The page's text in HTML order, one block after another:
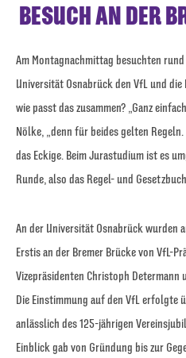
ESUCH AN DER
Am Montagnachmittag besuchten
Universität Osnabrück den VfL und
wie passt das zusammen? „Ganz
Nölke, „denn für beides gelten
das Eckige. Beim Jurastudium ist es
Runde, also das Regel- und
An der Universität Osnabrück wurden
Erstis an der Bremer Brücke von VfL-
Vizepräsidenten Christoph Determann
Die Einstimmung auf den VfL erfolgte
anlässlich des 125-jährigen
Einblick gab von Gründung bis zur